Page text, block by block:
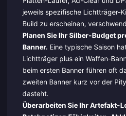
jeweils spezifische Lichtträger-
Build zu erscheinen,
Planen Sie Ihr Silber-Budget
Banner. Eine typische Saison
Lichtträger plus ein Waffen-
beim ersten Banner führen oft
zweiten Banner kurz vor der
dasteht.
Überarbeiten Sie Ihr Artefakt-